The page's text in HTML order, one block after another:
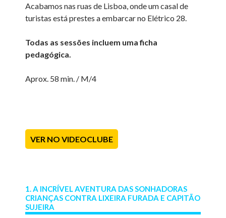
Acabamos nas ruas de Lisboa, onde um casal de
turistas está prestes a embarcar no Elétrico 28.
Todas as sessões incluem uma ficha
pedagógica.
Aprox. 58 min. / M/4
VER NO VIDEOCLUBE
1. A INCRÍVEL AVENTURA DAS SONHADORAS
CRIANÇAS CONTRA LIXEIRA FURADA E CAPITÃO
SUJEIRA